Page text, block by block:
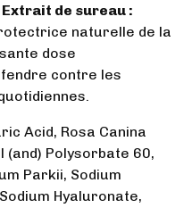
de sureau :
naturelle de la
dose
contre les
Acid, Rosa Canina
(and) Polysorbate 60,
Parkii, Sodium
Hyaluronate,